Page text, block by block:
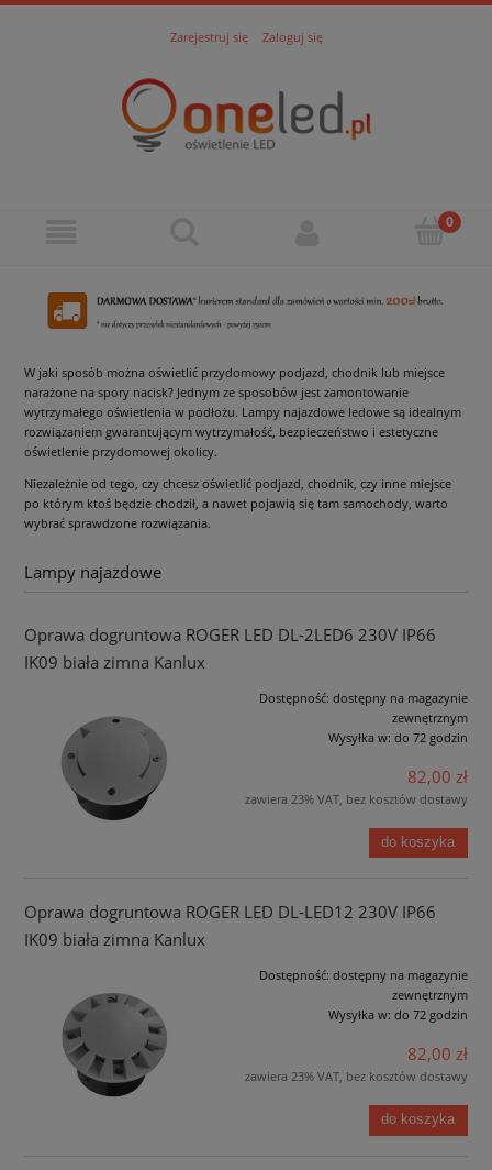
Zarejestruj się Zaloguj się
W jaki sposób można oświetlić przydomowy podjazd, chodnik lub miejsce
narażone na spory nacisk? Jednym ze sposobów jest zamontowanie
wytrzymałego oświetlenia w podłożu. Lampy najazdowe ledowe są idealnym
rozwiązaniem gwarantującym wytrzymałość, bezpieczeństwo i estetyczne
oświetlenie przydomowej okolicy.
Niezależnie od tego, czy chcesz oświetlić podjazd, chodnik, czy inne miejsce
po którym ktoś będzie chodził, a nawet pojawią się tam samochody, warto
wybrać sprawdzone rozwiązania.
Lampy najazdowe
Oprawa dogruntowa ROGER LED DL-2LED6 230V IP66
IK09 biała zimna Kanlux
Dostępność: dostępny na magazynie
zewnętrznym
Wysyłka w: do 72 godzin
82,00 zł
zawiera 23% VAT, bez kosztów dostawy
do koszyka
Oprawa dogruntowa ROGER LED DL-LED12 230V IP66
IK09 biała zimna Kanlux
Dostępność: dostępny na magazynie
zewnętrznym
Wysyłka w: do 72 godzin
82,00 zł
zawiera 23% VAT, bez kosztów dostawy
do koszyka